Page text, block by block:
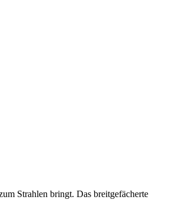
Strahlen bringt. Das breitgefächerte